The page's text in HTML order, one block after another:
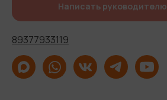
Написать руководителю
89377933119